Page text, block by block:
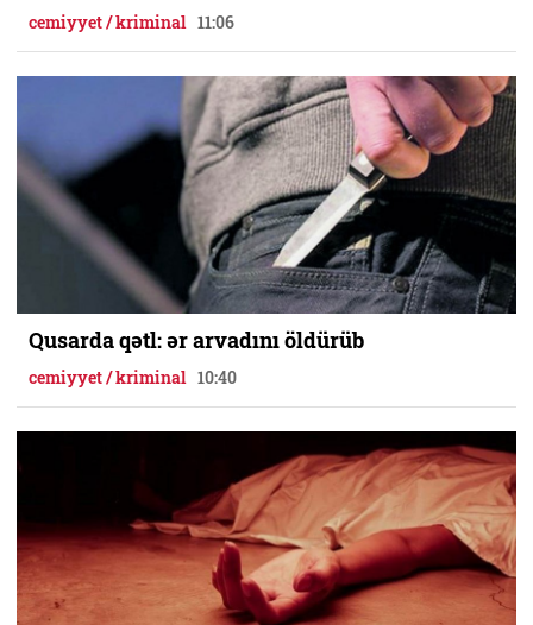
cemiyyet / kriminal 11:06
Qusarda qətl: ər arvadını öldürüb
cemiyyet / kriminal 10:40